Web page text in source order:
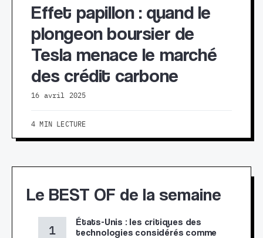
Effet papillon : quand le
plongeon boursier de
Tesla menace le marché
des crédit carbone
16 avril 2025
4 MIN LECTURE
Le BEST OF de la semaine
États-Unis : les critiques des
technologies considérés comme